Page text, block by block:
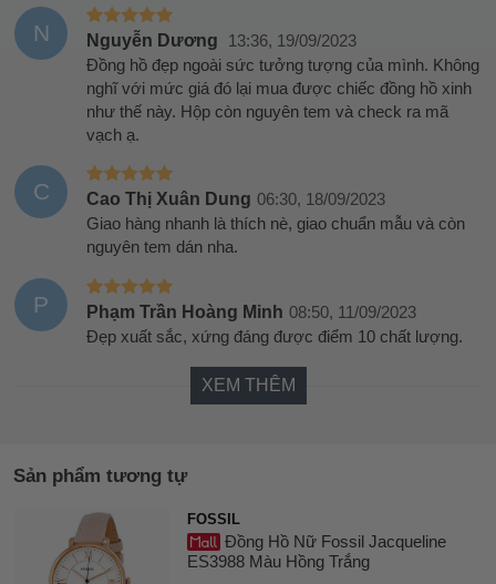
N Nguyễn Dương
13:36, 19/09/2023
Đồng hồ đẹp ngoài sức tưởng tượng của mình. Không
nghĩ với mức giá đó lại mua được chiếc đồng hồ xinh
như thế này. Hộp còn nguyên tem và check ra mã
vạch ạ.
C Cao Thị Xuân Dung 06:30, 18/09/2023
Giao hàng nhanh là thích nè, giao chuẩn mẫu và còn
nguyên tem dán nha.
P Phạm Trần Hoàng Minh 08:50, 11/09/2023
Đẹp xuất sắc, xứng đáng được điểm 10 chất lượng.
XEM THÊM
Sản phẩm tương tự
FOSSIL
Đồng Hồ Nữ Fossil Jacqueline
ES3988 Màu Hồng Trắng